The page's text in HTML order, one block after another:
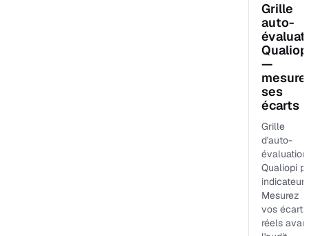
Grille
auto-
—
ses
écarts
Grille
d'auto-
évaluation
Qualiopi
indicateur.
Mesurez
vos écarts
réels